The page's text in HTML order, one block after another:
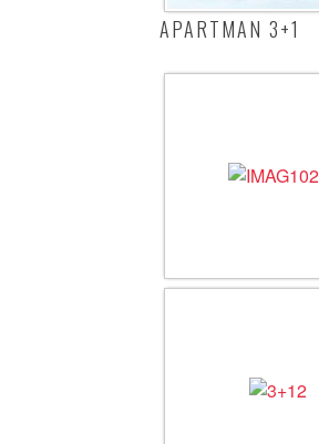
APARTMAN 3+1